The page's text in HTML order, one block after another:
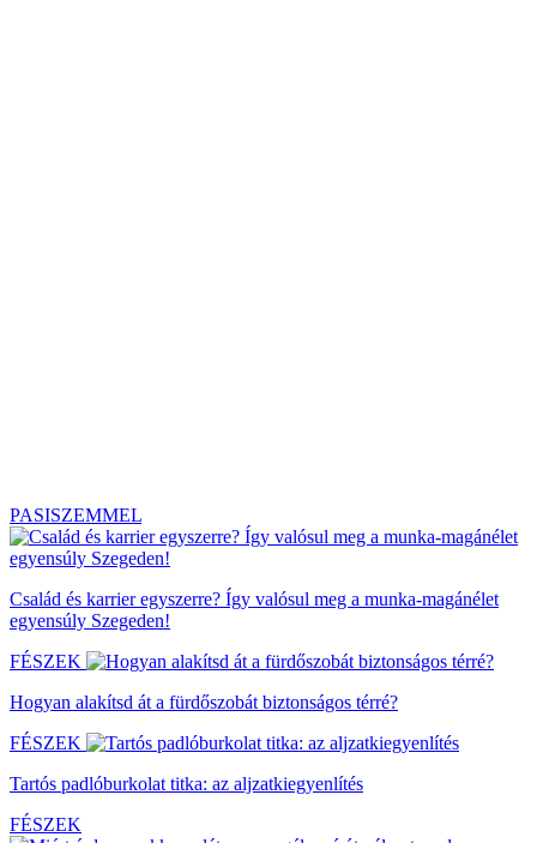
PASISZEMMEL
Család és karrier egyszerre? Így valósul meg a munka-magánélet
egyensúly Szegeden!
FÉSZEK
Hogyan alakítsd át a fürdőszobát biztonságos térré?
FÉSZEK
Tartós padlóburkolat titka: az aljzatkiegyenlítés
FÉSZEK